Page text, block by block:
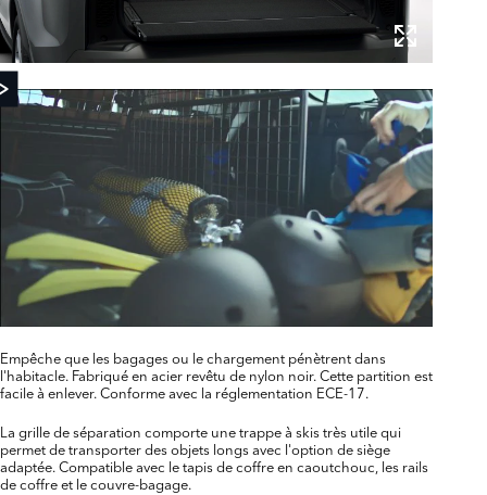
Empêche que les bagages ou le chargement pénètrent dans
l'habitacle. Fabriqué en acier revêtu de nylon noir. Cette partition est
facile à enlever. Conforme avec la réglementation ECE-17.
La grille de séparation comporte une trappe à skis très utile qui
permet de transporter des objets longs avec l'option de siège
adaptée. Compatible avec le tapis de coffre en caoutchouc, les rails
de coffre et le couvre-bagage.